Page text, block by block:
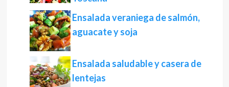
Ensalada veraniega de salmón,
aguacate y soja
Ensalada saludable y casera de
lentejas